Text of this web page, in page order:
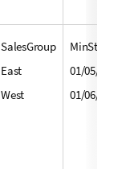
SalesGroup
East
West
MinString2
01/05/2013
01/06/2013